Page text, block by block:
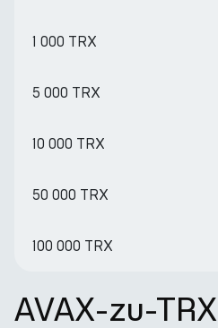
1 000 TRX
5 000 TRX
10 000 TRX
50 000 TRX
100 000 TRX
AVAX-zu-